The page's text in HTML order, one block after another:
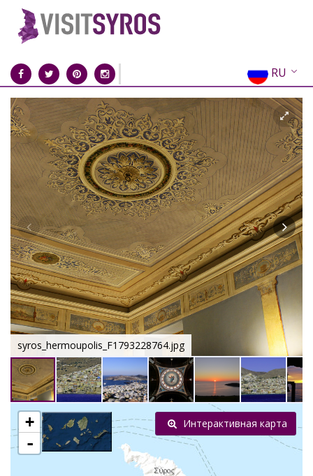
RU
EN
EL
FR
DE
IT
ES
CN
syros_hermoupolis_F1793228764.jpg
+
-
Интерактивная карта